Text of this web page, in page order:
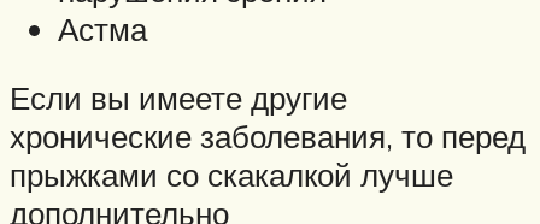
Астма
Если вы имеете другие
хронические заболевания, то перед
прыжками со скакалкой лучше
дополнительно